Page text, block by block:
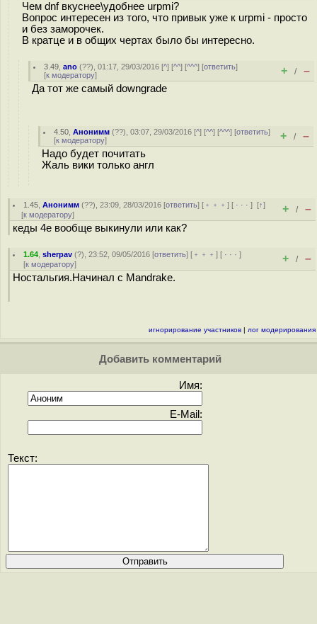
Чем dnf вкуснее\удобнее urpmi?
Вопрос интересен из того, что привык уже к urpmi - просто
и без заморочек.
В кратце и в общих чертах было бы интересно.
3.49 ,ano (??), 01:17, 29/03/2016 [^] [^^] [^^^] [ответить]
[к модератору] + / –
Да тот же самый downgrade
4.50 ,Анонимм (??), 03:07, 29/03/2016 [^] [^^] [^^^] [ответить]
[к модератору] + / –
Надо будет почитать
Жаль вики только англ
1.45 ,Анонимм (??), 23:09, 28/03/2016 [ответить] [ ﹢﹢﹢] [ · · ·][↑]
[к модератору] + / –
кеды 4е вообще выкинули или как?
1.64 ,sherpav (?), 23:52, 09/05/2016 [ответить] [ ﹢﹢﹢] [ · · ·]
[к модератору] + / –
Ностальгия.Начинал с Mandrake.
игнорирование участников | лог модерирования
Добавить комментарий
Имя:
E-Mail:
Текст: